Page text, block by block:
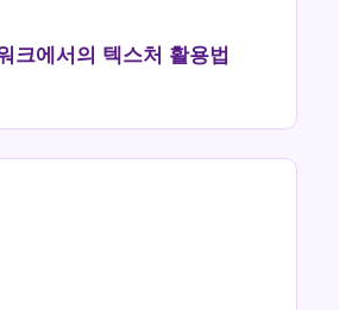
크에서의 텍스처 활용법